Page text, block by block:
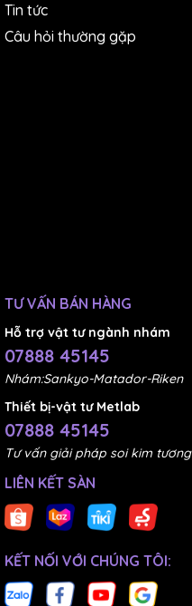
Tin tức
Câu hỏi thường gặp
TƯ VẤN BÁN HÀNG
Hỗ trợ vật tư ngành nhám
07888 45145
Nhám:Sankyo-Matador-Riken
Thiết bị-vật tư Metlab
07888 45145
Tư vấn giải pháp soi kim tương
LIÊN KẾT SÀN
KẾT NỐI VỚI CHÚNG TÔI: